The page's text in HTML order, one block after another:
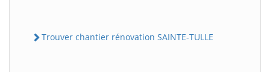
Trouver chantier rénovation SAINTE-TULLE